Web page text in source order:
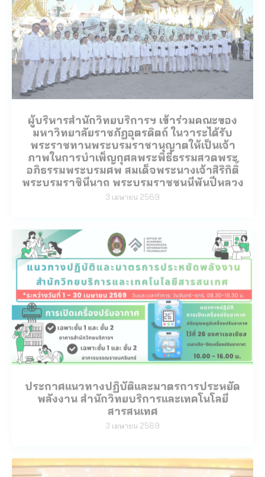
ผู้บริหารสำนักวิทยบริการฯ เข้าร่วมคณะของ
มหาวิทยาลัยราชภัฏอุตรดิตถ์ ในวาระได้รับ
พระราชทานพระบรมราชานุญาตให้เป็นเจ้า
ภาพในการบำเพ็ญกุศลพระพิธีธรรมสวดพระ
อภิธรรมพระบรมศพ สมเด็จพระนางเจ้าสิริกิติ์
พระบรมราชินีนาถ พระบรมราชชนนีพันปีหลวง
3 เมษายน 2569
ประกาศแนวทางปฏิบัติและมาตรการประหยัด
พลังงาน สำนักวิทยบริการและเทคโนโลยี
สารสนเทศ
3 เมษายน 2569